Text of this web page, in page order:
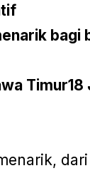
bagi
Timur18